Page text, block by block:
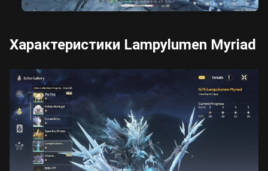
Характеристики Lampylumen Myriad